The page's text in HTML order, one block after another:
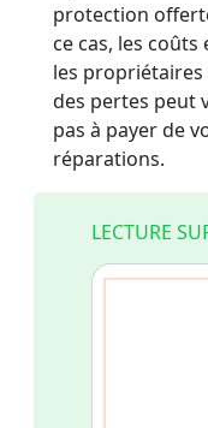
protection
ce cas, les
les propriétaires
des pertes peut
pas à payer de
réparations.
LECTURE